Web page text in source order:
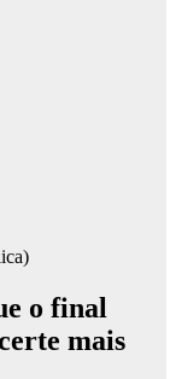
o final
mais